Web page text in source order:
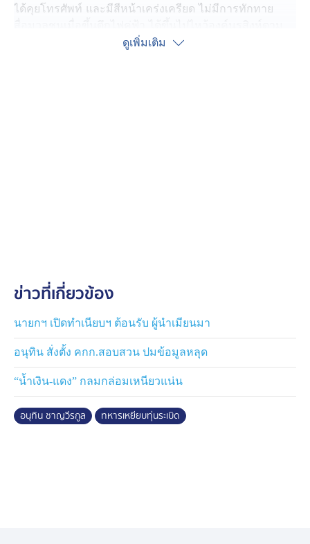
ได้คุยโทรศัพท์ และมีสีหน้าเคร่งเครียด ไม่มีการทักทาย
ปกติ แต่ในช่วงเช่าไม่มีภารกิจและวาระงานอย่างเป็น
ดูเพิ่มเติม
ข่าวที่เกี่ยวข้อง
นายกฯ เปิดทำเนียบฯ ต้อนรับ ผู้นำเมียนมา
อนุทิน สั่งตั้ง คกก.สอบสวน ปมข้อมูลหลุด
“น้ำเงิน-แดง” กลมกล่อมเหนียวแน่น
อนุทิน ชาญวีรกูล ทหารเหยียบทุ่นระเบิด